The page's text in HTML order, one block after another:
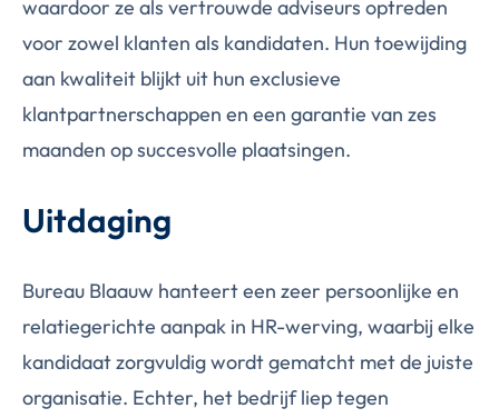
waardoor ze als vertrouwde adviseurs optreden
voor zowel klanten als kandidaten. Hun toewijding
aan kwaliteit blijkt uit hun exclusieve
klantpartnerschappen en een garantie van zes
maanden op succesvolle plaatsingen.
Uitdaging
Bureau Blaauw hanteert een zeer persoonlijke en
relatiegerichte aanpak in HR-werving, waarbij elke
kandidaat zorgvuldig wordt gematcht met de juiste
organisatie. Echter, het bedrijf liep tegen